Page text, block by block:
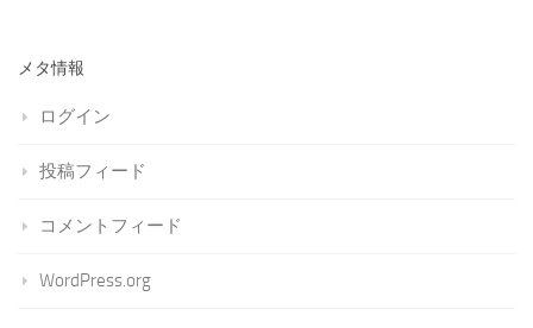
メタ情報
ログイン
投稿フィード
コメントフィード
WordPress.org